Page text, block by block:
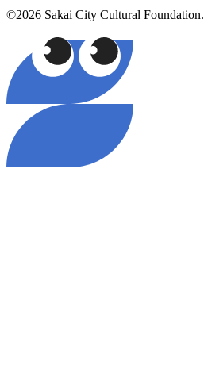
©2026 Sakai City Cultural Foundation.